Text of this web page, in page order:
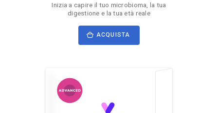
Inizia a capire il tuo microbioma, la tua
digestione e la tua età reale
ACQUISTA